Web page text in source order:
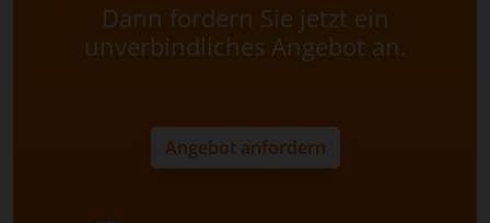
Dann fordern Sie jetzt ein
unverbindliches Angebot an.
Angebot anfordern